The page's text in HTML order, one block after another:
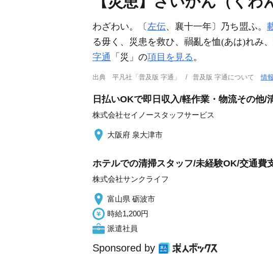
わざわい。〔 左伝、襄十一年〕乃ち ふ。
る毋く、災患を救ひ、
亂を恤(あは)れみ
字通 「災」の項目を見る。
出典 平凡社「普及版 字通」 普及版 字通について情報
日払いOKで即日収入/軽作業・物流その他/
株式会社セイノースタッフサービス
大阪府 泉大津市
ホテルでの清掃スタッフ/未経験OK/交通費
株式会社サンクライフ
富山県 砺波市
時給1,200円
派遣社員
Sponsored by